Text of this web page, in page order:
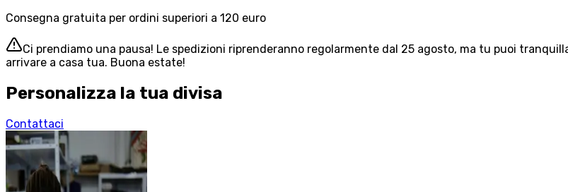
Consegna gratuita per ordini superiori a 120 euro
Ci prendiamo una pausa! Le spedizioni riprenderanno regolarmente dal 25 agosto, ma tu puoi
arrivare a casa tua. Buona estate!
Personalizza la tua divisa
Contattaci